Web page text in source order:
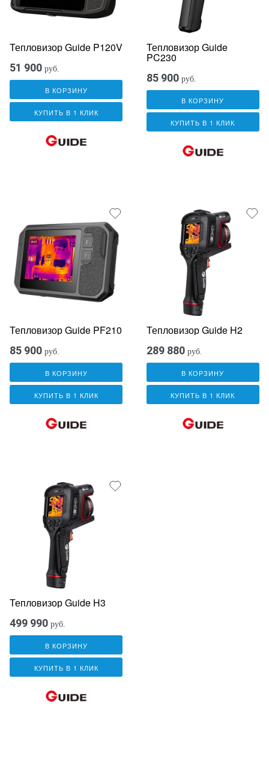
Тепловизор Guide P120V
51 900 руб.
В КОРЗИНУ
КУПИТЬ В 1 КЛИК
Тепловизор Guide
PC230
85 900 руб.
В КОРЗИНУ
КУПИТЬ В 1 КЛИК
Тепловизор Guide PF210
85 900 руб.
В КОРЗИНУ
КУПИТЬ В 1 КЛИК
Тепловизор Guide H2
289 880 руб.
В КОРЗИНУ
КУПИТЬ В 1 КЛИК
Тепловизор Guide H3
499 990 руб.
В КОРЗИНУ
КУПИТЬ В 1 КЛИК